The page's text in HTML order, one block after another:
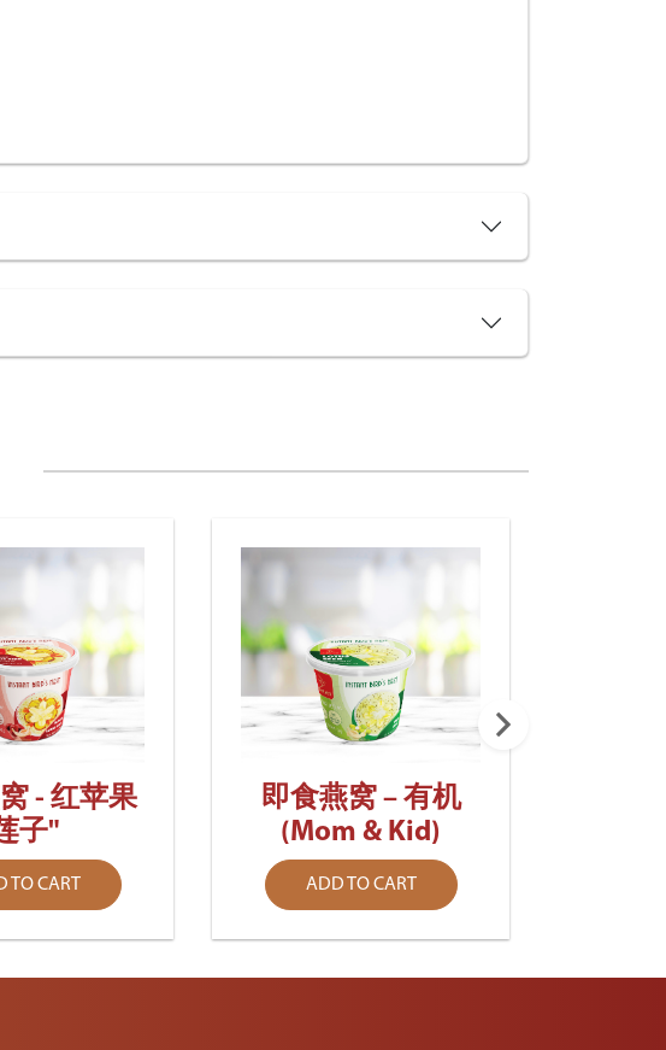
- 红苹果
子"
TO CART
即食燕窝 – 有机
(Mom & Kid)
ADD TO CART